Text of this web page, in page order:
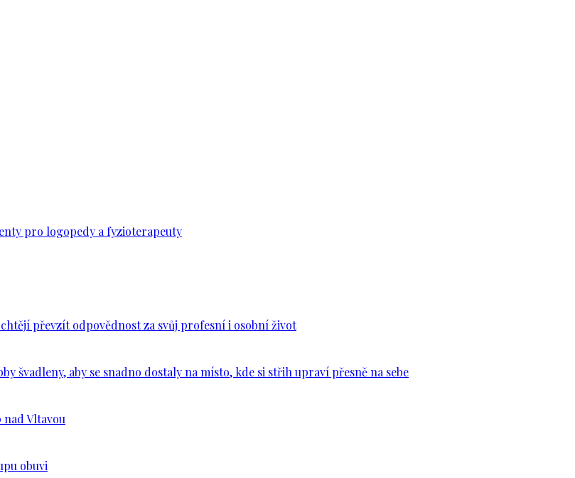
pro logopedy a fyzioterapeuty
převzít odpovědnost za svůj profesní i osobní život
švadleny, aby se snadno dostaly na místo, kde si střih upraví přesně na sebe
Vltavou
obuvi